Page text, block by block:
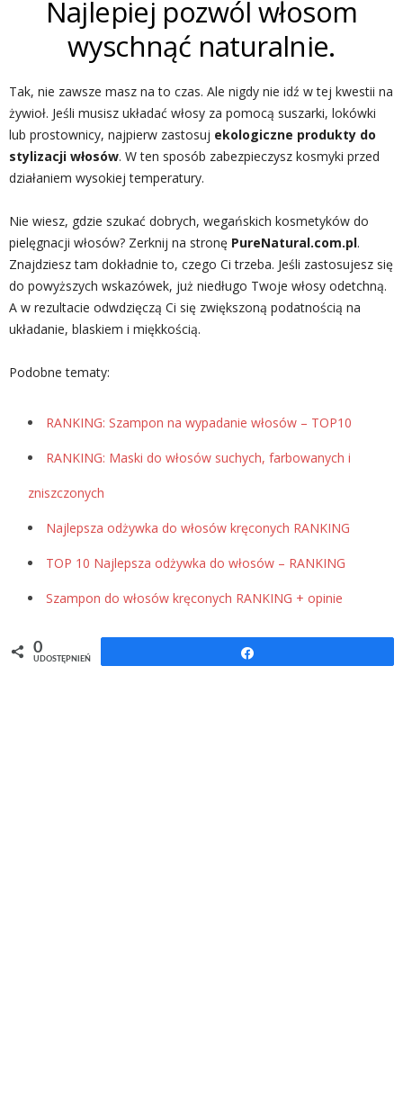
Najlepiej pozwól włosom
wyschnąć naturalnie.
Tak, nie zawsze masz na to czas. Ale nigdy nie idź w tej kwestii na
żywioł. Jeśli musisz układać włosy za pomocą suszarki, lokówki
lub prostownicy, najpierw zastosuj ekologiczne produkty do
stylizacji włosów. W ten sposób zabezpieczysz kosmyki przed
działaniem wysokiej temperatury.
Nie wiesz, gdzie szukać dobrych, wegańskich kosmetyków do
pielęgnacji włosów? Zerknij na stronę PureNatural.com.pl.
Znajdziesz tam dokładnie to, czego Ci trzeba. Jeśli zastosujesz się
do powyższych wskazówek, już niedługo Twoje włosy odetchną.
A w rezultacie odwdzięczą Ci się zwiększoną podatnością na
układanie, blaskiem i miękkością.
Podobne tematy:
RANKING: Szampon na wypadanie włosów – TOP10
RANKING: Maski do włosów suchych, farbowanych i
zniszczonych
Najlepsza odżywka do włosów kręconych RANKING
TOP 10 Najlepsza odżywka do włosów – RANKING
Szampon do włosów kręconych RANKING + opinie
0
UDOSTĘPNIEŃ